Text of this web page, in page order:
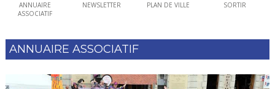
ANNUAIRE
ASSOCIATIF
NEWSLETTER PLAN DE VILLE SORTIR
ANNUAIRE ASSOCIATIF